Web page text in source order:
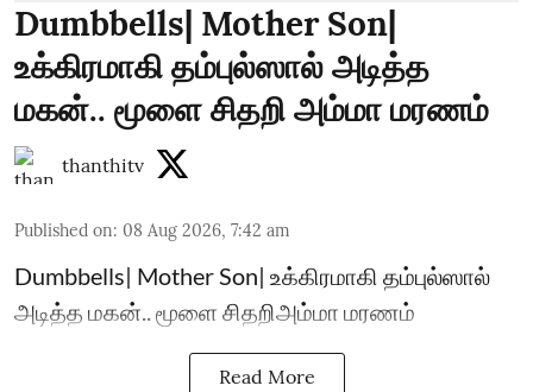
Dumbbells| Mother Son|
உக்கிரமாகி தம்புல்ஸால் அடித்த
மகன்.. மூளை சிதறி அம்மா மரணம்
thanthitv
Published on: 08 Aug 2026, 7:42 am
Dumbbells| Mother Son| உக்கிரமாகி தம்புல்ஸால்
அடித்த மகன்.. மூளை சிதறிஅம்மா மரணம்
Read More